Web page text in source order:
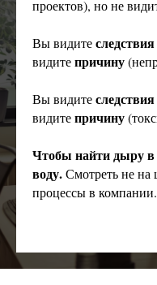
проектов), но не
Вы видитеследствия
видитепричину
Вы видитеследствия
видитепричину
Чтобы найти дыру в
воду.Смотреть не
процессы в компании.